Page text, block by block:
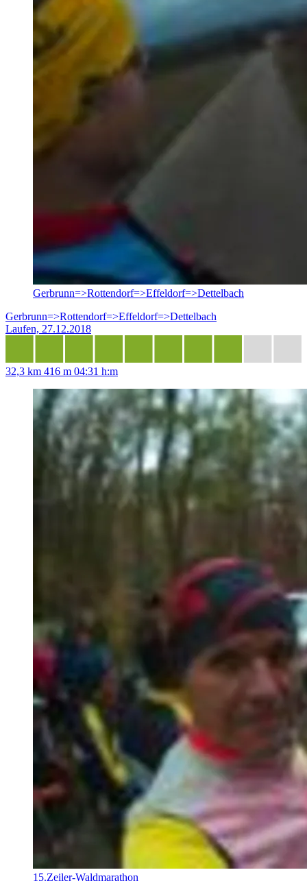
Gerbrunn=>Rottendorf=>Effeldorf=>Dettelbach
Gerbrunn=>Rottendorf=>Effeldorf=>Dettelbach
Laufen, 27.12.2018
32,3 km 416 m 04:31 h:m
15.Zeiler-Waldmarathon